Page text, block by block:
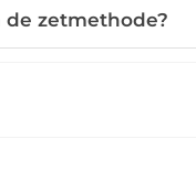
de zetmethode?